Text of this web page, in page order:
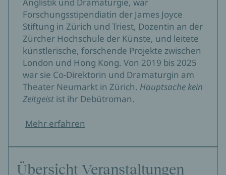
Forschungsstipendiatin der James Joyce
Stiftung in Zürich und Triest, Dozentin an der
Zürcher Hochschule der Künste, und leitete
künstlerische, forschende Projekte zwischen
London und Hong Kong. Von 2019 bis 2025
war sie Co-Direktorin und Dramaturgin am
Theater Neumarkt in Zürich. Hauptsache kein
Zeitgeist ist ihr Debütroman.
Mehr erfahren
Übersicht Veranstaltungen